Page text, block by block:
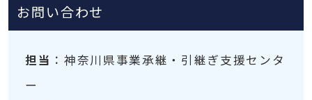
お問い合わせ
担当 ：神奈川県事業承継・引継ぎ支援センタ
ー